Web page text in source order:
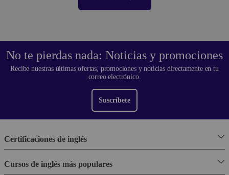
No te pierdas nada: Noticias y promociones
Recibe nuestras últimas ofertas, promociones y noticias directamente en tu
correo electrónico.
Suscríbete
Certificaciones de inglés
Cursos de inglés más populares